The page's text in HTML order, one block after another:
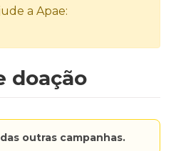
a Apae:
doação
outras campanhas.